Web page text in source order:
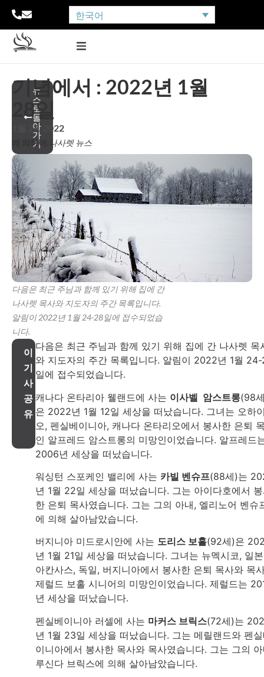
한국어
뉴
스
로
돌
아
가
기
기념에서 : 2022년 1월
28일
1월 26, 2022
에 의하여: 나사렛 뉴스
다음은 최근 주님과 함께 있기 위해 집에 간
나사렛 목사와 지도자의 주간 목록입니다.
알림이 2022년 1월 24-28일에 접수되었습
니다.
이
기
사
공
유
다음은 최근 주님과 함께 있기 위해 집에 간 나사렛 목
와 지도자의 주간 목록입니다. 알림이 2022년 1월
일에 접수되었습니다.
캐나다 온타리아 웰랜드에 사는 이사벨 암스트롱(98
은 2022년 1월 12일 세상을 떠났습니다. 그녀는 오하
오, 펜실베이니아, 캐나다 온타리오에서 봉사한 은퇴
인 알프레드 암스트롱의 미망인이었습니다. 알프레드
2006년 세상을 떠났습니다.
워싱턴 스포케인 밸리에 사는 카빌 벤슈프(88세)는
년 1월 22일 세상을 떠났습니다. 그는 아이다호에서
한 은퇴 목사였습니다. 그는 그의 아내, 엘리노어 벤슈
에 의해 살아남았습니다.
버지니아 미드로시안에 사는 도리스 보홀(92세)은
년 1월 21일 세상을 떠났습니다. 그녀는 뉴멕시코, 일
아칸사스, 독일, 버지니아에서 봉사한 은퇴 목사와 목
제럴드 보홀 시니어의 미망인이었습니다. 제럴드는
년 세상을 떠났습니다.
펜실베이니아 러셀에 사는 마커스 브릭스(72세)는
년 1월 23일 세상을 떠났습니다. 그는 메릴랜드와 펜
이니아에서 봉사한 목사와 목사였습니다. 그는 그의
루신다 브릭스에 의해 살아남았습니다.